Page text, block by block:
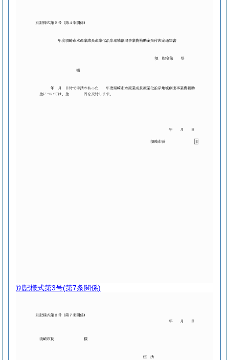
別記様式第3号(第7条関係)